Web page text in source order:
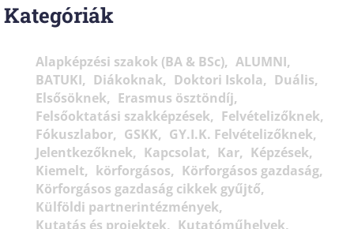
Kategóriák
Alapképzési szakok (BA & BSc)
ALUMNI
BATUKI
Diákoknak Doktori Iskola
Duális
Elsősöknek
Erasmus ösztöndíj
Felsőoktatási szakképzések
Felvételizőknek
Fókuszlabor
GSKK
GY.I.K. Felvételizőknek
Jelentkezőknek
Kapcsolat Kar
Képzések
Kiemelt
körforgásos
Körforgásos gazdaság
Körforgásos gazdaság cikkek gyűjtő
Külföldi partnerintézmények
Kutatás és projektek
Kutatóműhelyek